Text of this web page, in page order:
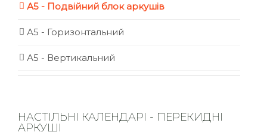
А5 - Подвійний блок аркушів
А5 - Горизонтальний
А5 - Вертикальний
НАСТІЛЬНІ КАЛЕНДАРІ - ПЕРЕКИДНІ
АРКУШІ